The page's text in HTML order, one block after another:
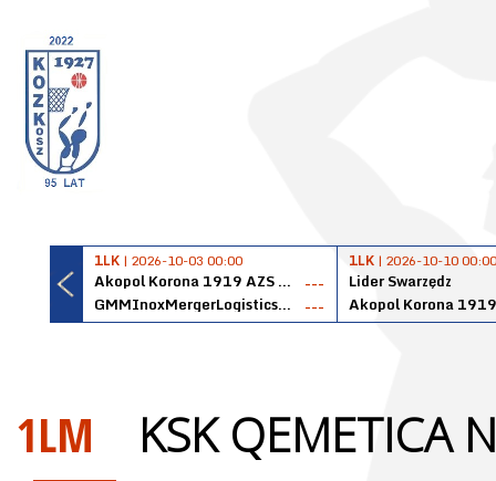
1LK | 2026-10-03 00:00
Akopol Korona 1919 AZS PK Kraków
---
GMMInoxMergerLogisticsPanteryŁańcut
---
1LK | 2026-10-10 00:00
Lider Swarzędz
1LM KSK QEMETICA